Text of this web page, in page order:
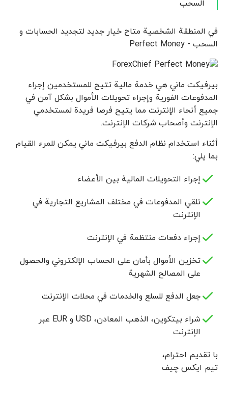
السحب
في المنطقة الشخصية متاح خيار جديد لتجديد الحسابات و
السحب - Perfect Money
بيرفيكت ماني هي خدمة مالية تتيح للمستخدمين إجراء
المدفوعات الفورية وإجراء تحويلات الأموال بشكل آمن في
جميع أنحاء الإنترنت مما يتيح فرصا فريدة لمستخدمي
الإنترنت وأصحاب شركات الإنترنت.
أثناء استخدام نظام الدفع بيرفيكت ماني يمكن للمرء القيام
بما يلي:
إجراء التحويلات المالية بين الأعضاء
تلقي المدفوعات في مختلف المشاريع التجارية في
الإنترنت
إجراء دفعات منتظمة في الإنترنت
تخزين الأموال بأمان على الحساب الإلكتروني والحصول
على المصالح الشهرية
جعل الدفع للسلع والخدمات في محلات الإنترنت
شراء بيتكوين، الذهب المعادن، USD و EUR عبر
الإنترنت
با تقدیم احترام،
تیم ایکس چیف